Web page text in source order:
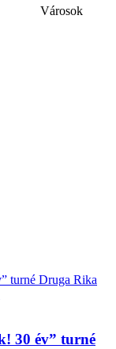
Városok
turné Druga Rika
30 év” turné